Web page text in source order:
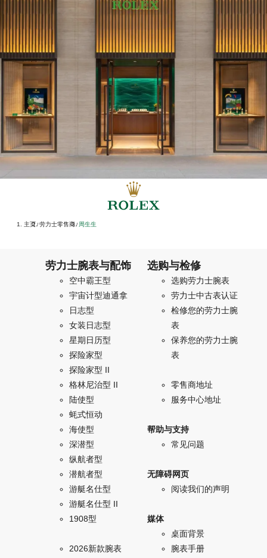
主页/ 劳力士零售商/ ‭周生生‬
劳力士腕表与配饰
空中霸王型
宇宙计型迪通拿
日志型
女装日志型
星期日历型
探险家型
探险家型 II
格林尼治型 II
陆使型
蚝式恒动
海使型
深潜型
纵航者型
潜航者型
游艇名仕型
游艇名仕型 II
1908型
2026新款腕表
选购与检修
选购劳力士腕表
劳力士中古表认证
检修您的劳力士腕
表
保养您的劳力士腕
表
零售商地址
服务中心地址
帮助与支持
常见问题
无障碍网页
阅读我们的声明
媒体
桌面背景
腕表手册